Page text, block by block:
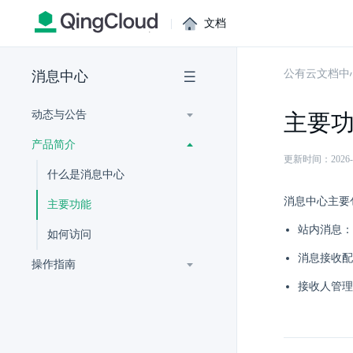
| 文档
消息中心
动态与公告
产品简介
什么是消息中心
主要功能
如何访问
操作指南
公有云文档中
主要
更新时间：
消息中心主
站内消息
消息接收
接收人管